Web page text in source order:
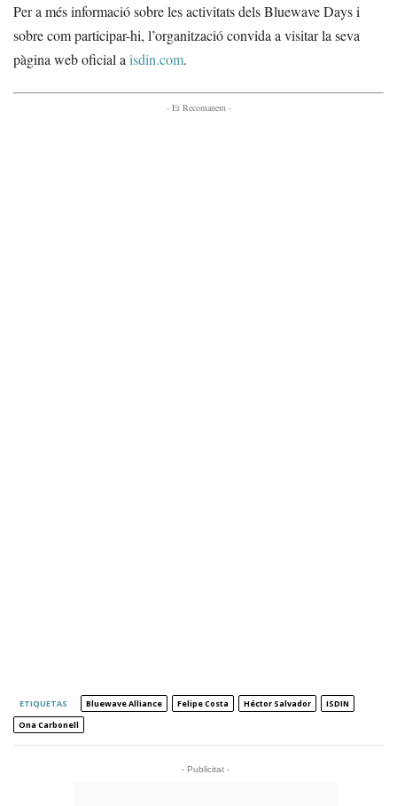
Per a més informació sobre les activitats dels Bluewave Days i
sobre com participar-hi, l’organització convida a visitar la seva
pàgina web oficial a isdin.com.
- Et Recomanem -
ETIQUETAS Bluewave Alliance Felipe Costa Héctor Salvador
ISDIN
Ona Carbonell
- Publicitat -